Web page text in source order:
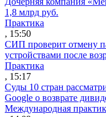
1,8 млрд руб.
Практика
, 15:50
СИП проверит отмену
устройствами после
Практика
, 15:17
Суды 10 стран
Google о возврате
Международная